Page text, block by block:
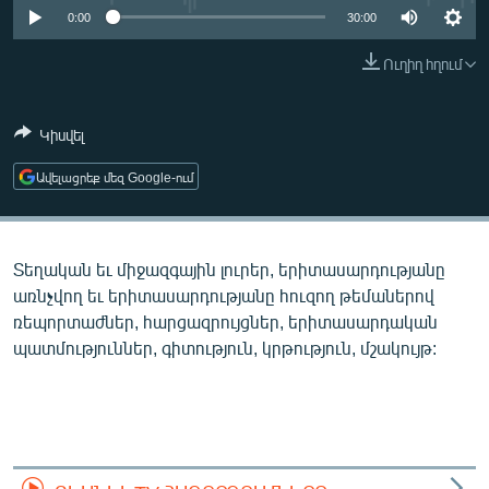
ՄԻՋԱԶԳԱՅԻՆ
ՄԵԿՆԱԲԱՆՈՒԹՅՈՒՆ
ՏՏ ԵՒ ԻՆՏԵՐՆԵՏ
ԿՈՐՈՆԱՎԻՐՈՒՍ
ՏԵՍԱՆՅՈՒԹԵՐ
ԲԱՆԱՎԵՃ
Հայերեն
0:00 30:00
Ուղիղ հղում
Կիսվել
Ավելացրեք մեզ Google-ում
Տեղական եւ միջազգային լուրեր, երիտասարդությանը
առնչվող եւ երիտասարդությանը հուզող թեմաներով
ռեպորտաժներ, հարցազրույցներ, երիտասարդական
պատմություններ, գիտություն, կրթություն, մշակույթ: